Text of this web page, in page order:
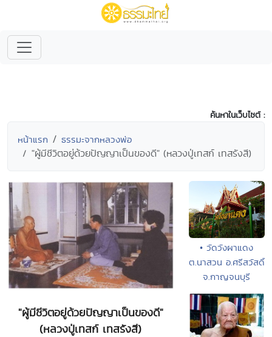
ค้นหาในเว็บไซต์ :
หน้าแรก ธรรมะจากหลวงพ่อ
"ผู้มีชีวิตอยู่ด้วยปัญญาเป็นของดี" (หลวงปู่เทสก์ เทสรังสี)
"ผู้มีชีวิตอยู่ด้วยปัญญาเป็นของดี"
(หลวงปู่เทสก์ เทสรังสี)
• วัดวังผาแดง
ต.นาสวน อ.ศรีสวัสดิ์
จ.กาญจนบุรี